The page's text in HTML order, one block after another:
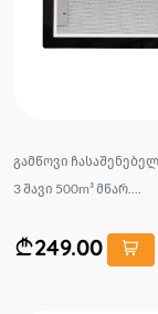
გამწოვი
3 შავი 500m³ მწარ....
249.00